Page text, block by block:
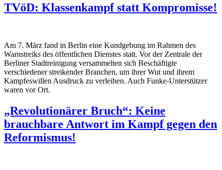
TVöD: Klassenkampf statt Kompromisse!
Am 7. März fand in Berlin eine Kundgebung im Rahmen des
Warnstreiks des öffentlichen Dienstes statt. Vor der Zentrale der
Berliner Stadtreinigung versammelten sich Beschäftigte
verschiedener streikender Branchen, um ihrer Wut und ihrem
Kampfeswillen Ausdruck zu verleihen. Auch Funke-Unterstützer
waren vor Ort.
„Revolutionärer Bruch“: Keine
brauchbare Antwort im Kampf gegen den
Reformismus!